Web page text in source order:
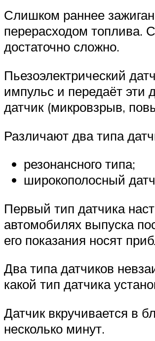
Слишком раннее
перерасходом топлива.
достаточно сложно.
Пьезоэлектрический
импульс и передаёт
датчик (микровзрыв,
Различают два типа
резонансного типа;
широкополосный
Первый тип датчика
автомобилях выпуска
его показания носят
Два типа датчиков
какой тип датчика
Датчик вкручивается в
несколько минут.